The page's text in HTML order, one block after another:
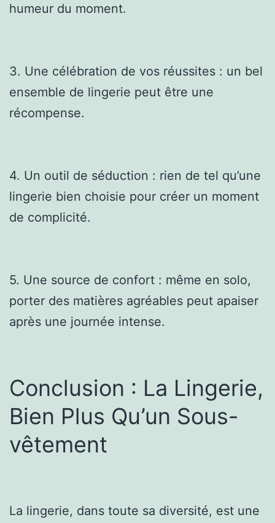
humeur du moment.
3. Une célébration de vos réussites : un bel
ensemble de lingerie peut être une
récompense.
4. Un outil de séduction : rien de tel qu’une
lingerie bien choisie pour créer un moment
de complicité.
5. Une source de confort : même en solo,
porter des matières agréables peut apaiser
après une journée intense.
Conclusion : La Lingerie,
Bien Plus Qu’un Sous-
vêtement
La lingerie, dans toute sa diversité, est une